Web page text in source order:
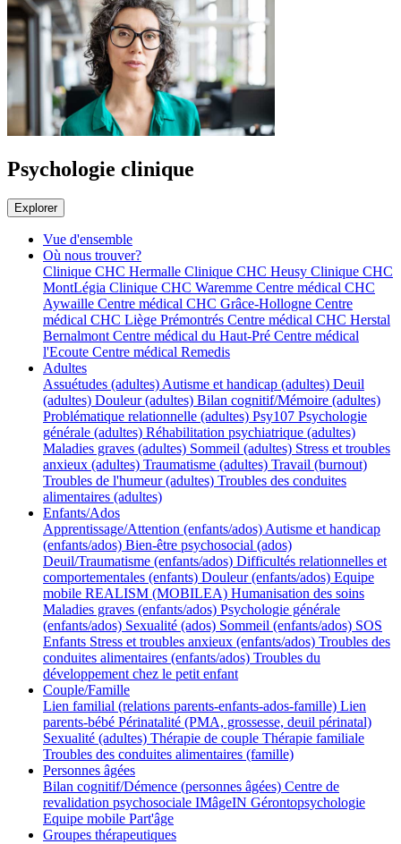
Psychologie clinique
Explorer
Vue d'ensemble
Où nous trouver?
Clinique CHC Hermalle Clinique CHC Heusy Clinique CHC
MontLégia Clinique CHC Waremme Centre médical CHC
Aywaille Centre médical CHC Grâce-Hollogne Centre
médical CHC Liège Prémontrés Centre médical CHC Herstal
BernalmontCentre médical du Haut-Pré Centre médical
l'Ecoute Centre médical Remedis
Adultes
Assuétudes (adultes)Autisme et handicap (adultes) Deuil
(adultes) Douleur (adultes) Bilan cognitif/Mémoire (adultes)
Problématique relationnelle (adultes) Psy107 Psychologie
générale (adultes) Réhabilitation psychiatrique (adultes)
Maladies graves (adultes) Sommeil (adultes) Stress et troubles
anxieux (adultes) Traumatisme (adultes) Travail (burnout)
Troubles de l'humeur (adultes) Troubles des conduites
alimentaires (adultes)
Enfants/Ados
Apprentissage/Attention (enfants/ados)Autisme et handicap
(enfants/ados) Bien-être psychosocial (ados)
Deuil/Traumatisme (enfants/ados) Difficultés relationnelles et
comportementales (enfants) Douleur (enfants/ados) Equipe
mobile REALISM (MOBILEA) Humanisation des soins
Maladies graves (enfants/ados) Psychologie générale
(enfants/ados) Sexualité (ados) Sommeil (enfants/ados) SOS
Enfants Stress et troubles anxieux (enfants/ados) Troubles des
conduites alimentaires (enfants/ados) Troubles du
développement chez le petit enfant
Couple/Famille
Lien familial (relations parents-enfants-ados-famille) Lien
parents-bébé Périnatalité (PMA, grossesse, deuil périnatal)
Sexualité (adultes) Thérapie de couple Thérapie familiale
Troubles des conduites alimentaires (famille)
Personnes âgées
Bilan cognitif/Démence (personnes âgées) Centre de
revalidation psychosociale IMâgeIN Gérontopsychologie
Equipe mobile Part'âge
Groupes thérapeutiques